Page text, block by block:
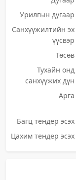
Урилгын дугаар
Санхүүжилтийн эх
үүсвэр
Төсөв
Тухайн онд
санхүүжих дүн
Арга
Багц тендер эсэх
Цахим тендер эсэх